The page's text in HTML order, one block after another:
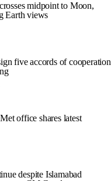
midpoint to Moon,
Earth views
five accords of cooperation
office shares latest
despite Islamabad